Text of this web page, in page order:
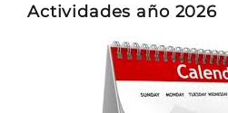
Actividades año 2026